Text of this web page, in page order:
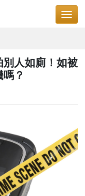
別人如廁！如被
？